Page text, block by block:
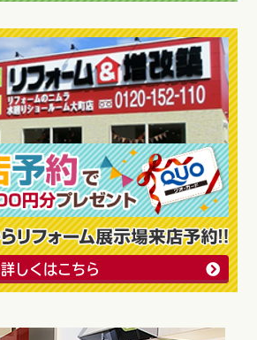
詳しくはこちら